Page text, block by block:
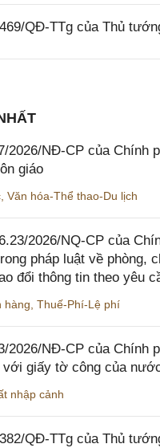
QĐ-TTg của Thủ
2026/NĐ-CP của Chính
giáo
Văn hóa-Thể thao-Du lịch
2026/NQ-CP của
pháp luật về phòng,
đổi thông tin theo yêu
hàng Thuế-Phí-Lệ phí
2026/NĐ-CP của Chính
với giấy tờ công của
nhập cảnh
QĐ-TTg của Thủ